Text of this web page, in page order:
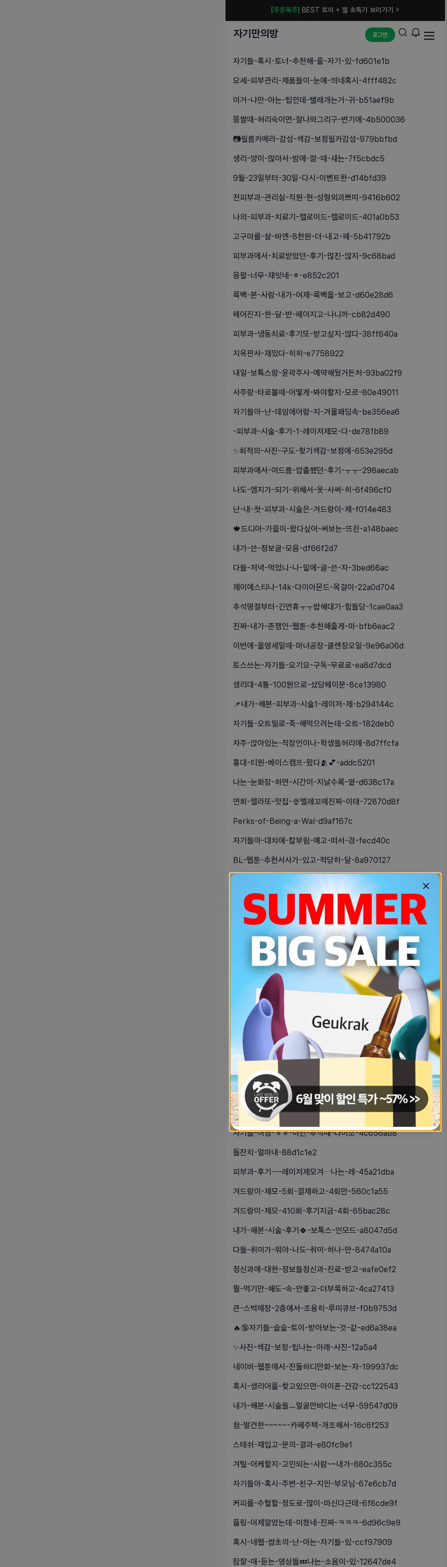
[주문폭주] BEST 토이 + 젤 초특가 보러가기 >
자기만의방 로그인
자기들-혹시-토너-추천해-줄-자기-있-fd601e1b
요세-피부관리-제품들이-눈에-띄네혹시-4fff482c
이거-나만-아는-팁인데-빨래개는거-귀-b51aef9b
똥쌀때-허리숙이면-잘나와그리구-변기에-4b500036
📷필름카메라-감성-색감-보정필카감성-979bbfbd
생리-양이-많아서-밤에-잘-때-새는-7f5cbdc5
9월-23일부터-30일-다시-이벤트한-d14bfd39
전피부과-관리실-직원-현-성형외과쁘띠-9416b602
나의-피부과-치료기-캘로이드-캘로이드-401a0b53
고구마를-살-바엔-8천원-더-내고-페-5b41792b
피부과에서-치료받았던-후기-많진-않지-9c68bad
응팔-너무-재밋네-ㅎ-e852c201
룩백-본-사람-내가-어제-룩백을-보고-d60e28d6
헤어진지-한-달-반-헤어지고-나니까-cb82d490
피부과-냉동치료-후기또-받고싶지-않다-38ff640a
지옥판사-재밌다-히히-e7758922
내일-보톡스랑-윤곽주사-예약해뒀거든처-93ba02f9
사주랑-타로볼때-어떻게-봐야할지-모르-80e49011
자기들아-난-데임에어랑-지-겨울패딩속-be356ea6
-피부과-시술-후기-1-레이저제모-다-de781b89
✨️최적의-사진-구도-찾기색감-보정에-653e295d
피부과에서-여드름-압출했던-후기-ㅜㅜ-298aecab
나도-엠지가-되기-위해서-옷-사써-히-6f496cf0
난-내-첫-피부과-시술은-겨드랑이-제-f014e483
🍁드디어-가을이-왔다싶어-써보는-뜨친-a148baec
내가-쓴-정보글-모음-df66f2d7
다들-저녁-먹었니-나-밑에-글-쓴-자-3bed66ac
제이에스티나-14k-다이아몬드-목걸이-22a0d704
추석명절부터-긴연휴ㅜㅜ밥해대기-힘들당-1cae0aa3
진짜-내가-존잼인-웹툰-추천해줄게-마-bfb6eac2
이번에-올영세일때-마녀공장-클렌징오일-9e96a06d
토스쓰는-자기들-요기요-구독-무료로-ea8d7dcd
생리대-4통-100원으로-샀당헤이문-8ce13980
📌내가-해본-피부과-시술1-레이저-제-b294144c
자기들-오트밀로-죽-해먹으려는데-오트-182deb0
자주-앉아있는-직장인이나-학생들허리에-8d7ffcfa
홍대-티원-베이스캠프-왔다🫂💕-addc5201
나는-눈화장-하면-시간이-지날수록-옅-d638c17a
연희-젤라또-맛집-🍨멜레꼬떼진짜-이태-72870d8f
Perks-of-Being-a-Wal-d9af167c
자기들아-대치에-칼부림-예고-떠서-경-fecd40c
BL-웹툰-추천서사가-있고-적당히-달-8a970127
우중-마라톤-뛰고-올께-생애-처음이얔-612c943e
영어회화에-관심있는-자기들-있어어디서-3a674dc3
딥도-일반옵션에-추가금붙었네-9c37f2d0
아웃백-7만원-이상-2만원-할인5만원-2ae1c1e6
bhc-후라이드-제로콜라-22퍼-할인-2ef10f72
에이블리에서-토너-2500무배-2c0dec8
딥-풀렸다-자기들-사러가-98431cbb
다이어트-하면서-엉덩이-가슴-지킨-꿀-bb7f8beb
다들-챗gtp-어플-다-있지-이거-있-d2e0c699
자기방-프리미엄-쿠폰-모르는-자기-없-1256c414
언제-미션-특별-선물-발표났네-당첨된-f55800fa
🩵포카리-스웨트-보정법🩵사진-색감-보-e756dc41
자기들-어땡-ㅎㅎ-이번-추석때-다이소-4c656ab8
돌잔치-얼마내-88d1c1e2
피부과-후기---레이저제모겨…나는-레-45a21dba
겨드랑이-제모-5회-결제하고-4회만-560c1a55
겨드랑이-제모-410회-후기지금-4회-65bac28c
내가-해본-시술-후기🍀-보톡스-인모드-a8047d5d
다들-취미가-뭐야-나도-취미-하나-만-8474a10a
정신과에-대한-정보들정신과-진료-받고-eafe0ef2
뭘-먹기만-해도-속-안좋고-더부룩하고-4ca27413
큰-스벅매장-2층에서-조용히-루미큐브-f0b9753d
🔥🔞자기들-슬슬-토이-받아보는-것-같-ed6a38ea
✨️사진-색감-보정-팁나는-아래-사진-12a5a4
네이버-웹툰에서-진돌하디만화-보는-자-199937dc
혹시-생리어플-찾고있으면-아이폰-건강-cc122543
내가-해본-시술들ㅡ얼굴만바디는-너무-59547d09
첨-발견한~~~~~-카페주택-개조해서-16c6f253
스테쉬-재입고-문의-결과-e80fc9e1
겨털-어케할지-고민되는-사람~~내가-880c355c
자기들아-혹시-주변-친구-지인-부모님-67e6cb7d
커피를-수혈할-정도로-많이-마신다근데-6f8cde9f
플링-어제깔았는데-미쳤네-진짜-ㅋㅋㅋ-6d96c9e9
혹시-네웹-쌉초의-난-아는-자기들-있-ccf97909
잠잘-때-듣는-영상들💤나는-소음이-있-12647de4